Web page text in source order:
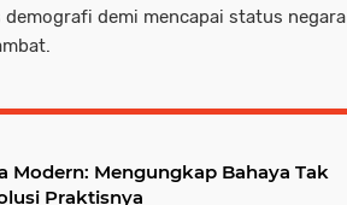
demi mencapai status negara
Modern: Mengungkap Bahaya Tak
Praktisnya